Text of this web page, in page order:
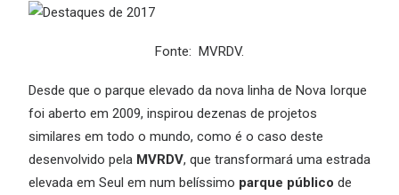
Fonte: MVRDV.
Desde que o parque elevado da nova linha de Nova Iorque
foi aberto em 2009, inspirou dezenas de projetos
similares em todo o mundo, como é o caso deste
desenvolvido pela MVRDV, que transformará uma estrada
elevada em Seul em num belíssimo parque público de